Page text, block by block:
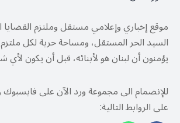
موقع إخباري وإعلامي مستقل وملتزم القضايا
السيد الحر المستقل، ومساحة حرية لكل
يؤمنون أن لبنان هو لأبنائه، قبل أن يكون
للإنضمام الى مجموعة ورد الآن على
على الروابط التالية: